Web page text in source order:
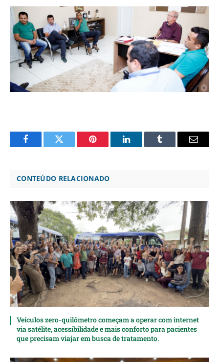
FacebookTwitter Pinterest LinkedInTumblr Email
CONTEÚDO RELACIONADO
Veículos zero-quilômetro começam a operar com internet
via satélite, acessibilidade e mais conforto para pacientes
que precisam viajar em busca de tratamento.